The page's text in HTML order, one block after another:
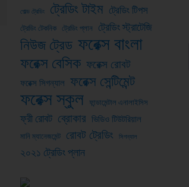
গোল্ড ট্রেডিং ট্রেডিং টাইম ট্রেডিং টিপস
ট্রেডিং টেকনিক ট্রেডিং প্লান ট্রেডিং স্ট্রাটেজি
নিউজ ট্রেড ফরেক্স বাংলা
ফরেক্স বেসিক ফরেক্স রোবট
ফরেক্স সিগন্যাল ফরেক্স সেন্টিমেন্ট
ফরেক্স স্কুল ফান্ডামেন্টাল এনালাইসিস
ফ্রী রোবট ব্রোকার ভিডিও টিউটরিয়াল
মানি ম্যানেজমেন্ট রোবট ট্রেডিং সিগন্যাল
২০২১ ট্রেডিং প্লান